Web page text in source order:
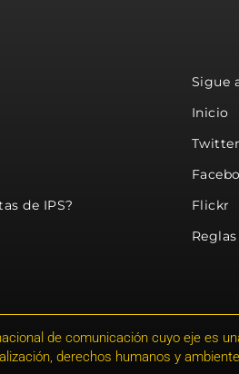
de IPS?
Sigue
Inicio
Twitter
Flickr
de comunicación cuyo eje es
derechos humanos y